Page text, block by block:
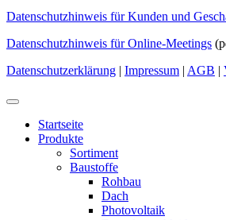
Datenschutzhinweis für Kunden und
Datenschutzhinweis für Online-Meetings
Datenschutzerklärung | Impressum | AGB |
Startseite
Produkte
Sortiment
Baustoffe
Rohbau
Dach
Photovoltaik